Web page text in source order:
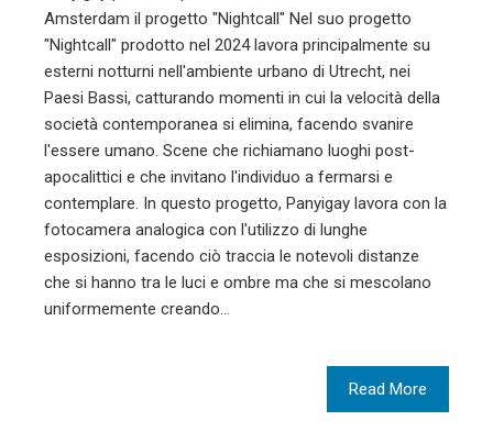
Amsterdam il progetto "Nightcall" Nel suo progetto
"Nightcall" prodotto nel 2024 lavora principalmente su
esterni notturni nell'ambiente urbano di Utrecht, nei
Paesi Bassi, catturando momenti in cui la velocità della
società contemporanea si elimina, facendo svanire
l'essere umano. Scene che richiamano luoghi post-
apocalittici e che invitano l'individuo a fermarsi e
contemplare. In questo progetto, Panyigay lavora con la
fotocamera analogica con l'utilizzo di lunghe
esposizioni, facendo ciò traccia le notevoli distanze
che si hanno tra le luci e ombre ma che si mescolano
uniformemente creando…
Read More